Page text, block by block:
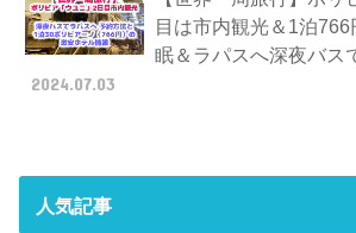
目は市内観光＆1泊
眠＆ラパスへ深夜バス
2024.07.03
人気記事